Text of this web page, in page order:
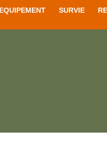
EQUIPEMENT SURVIE